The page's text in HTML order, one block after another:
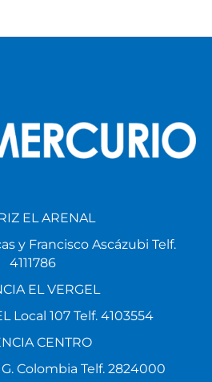
EL ARENAL
y Francisco Ascázubi Telf.
4111786
EL VERGEL
Local 107 Telf. 4103554
CENTRO
Colombia Telf. 2824000